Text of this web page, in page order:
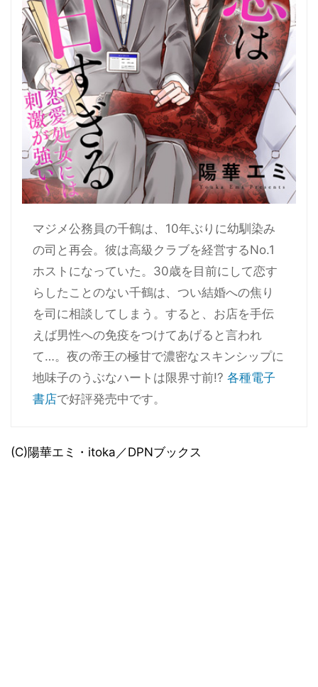
マジメ公務員の千鶴は、10年ぶりに幼馴染み
の司と再会。彼は高級クラブを経営するNo.1
ホストになっていた。30歳を目前にして恋す
らしたことのない千鶴は、つい結婚への焦り
を司に相談してしまう。すると、お店を手伝
えば男性への免疫をつけてあげると言われ
て…。夜の帝王の極甘で濃密なスキンシップに
地味子のうぶなハートは限界寸前!? 各種電子
書店で好評発売中です。
(C)陽華エミ・itoka／DPNブックス